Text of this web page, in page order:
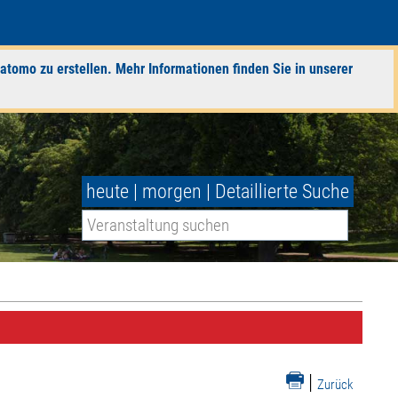
zu erstellen. Mehr Informationen finden Sie in unserer
heute | morgen | Detaillierte Suche
| Zurück